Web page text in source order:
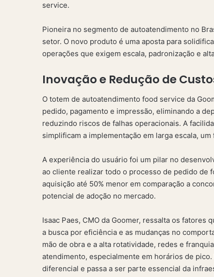
service.
Pioneira no segmento de autoatendimento no
setor. O novo produto é uma aposta para
operações que exigem escala, padronização e
Inovação e Redução de
O totem de autoatendimento food service da
pedido, pagamento e impressão, eliminando a
reduzindo riscos de falhas operacionais. A
simplificam a implementação em larga escala,
A experiência do usuário foi um pilar no
ao cliente realizar todo o processo de pedido de
aquisição até 50% menor em comparação a
potencial de adoção no mercado.
Isaac Paes, CMO da Goomer, ressalta os fatores
a busca por eficiência e as mudanças no
mão de obra e a alta rotatividade, redes e
atendimento, especialmente em horários de
diferencial e passa a ser parte essencial da